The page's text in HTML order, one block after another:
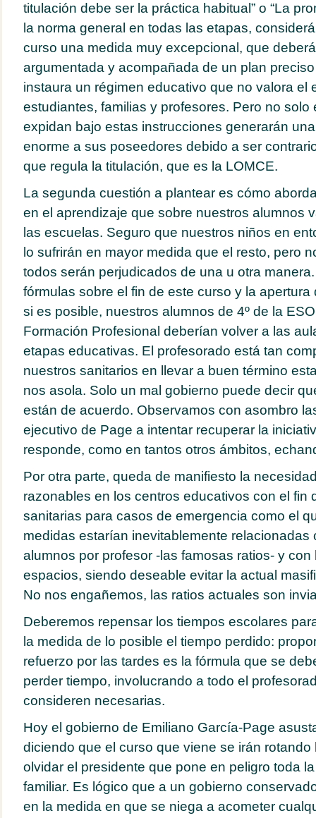
titulación debe ser la práctica habitual” o “La
la norma general en todas las etapas,
curso una medida muy excepcional, que
argumentada y acompañada de un plan
instaura un régimen educativo que no valora el
estudiantes, familias y profesores. Pero no solo
expidan bajo estas instrucciones generarán
enorme a sus poseedores debido a ser
que regula la titulación, que es la LOMCE.
La segunda cuestión a plantear es cómo
en el aprendizaje que sobre nuestros alumnos
las escuelas. Seguro que nuestros niños en
lo sufrirán en mayor medida que el resto, pero
todos serán perjudicados de una u otra
fórmulas sobre el fin de este curso y la apertura
si es posible, nuestros alumnos de 4º de la
Formación Profesional deberían volver a las
etapas educativas. El profesorado está tan
nuestros sanitarios en llevar a buen término
nos asola. Solo un mal gobierno puede decir
están de acuerdo. Observamos con asombro
ejecutivo de Page a intentar recuperar la
responde, como en tantos otros ámbitos,
Por otra parte, queda de manifiesto la
razonables en los centros educativos con el fin
sanitarias para casos de emergencia como el
medidas estarían inevitablemente relacionadas
alumnos por profesor -las famosas ratios- y con
espacios, siendo deseable evitar la actual
No nos engañemos, las ratios actuales son
Deberemos repensar los tiempos escolares
la medida de lo posible el tiempo perdido:
refuerzo por las tardes es la fórmula que se
perder tiempo, involucrando a todo el
consideren necesarias.
Hoy el gobierno de Emiliano García-Page
diciendo que el curso que viene se irán rotando
olvidar el presidente que pone en peligro toda
familiar. Es lógico que a un gobierno
en la medida en que se niega a acometer